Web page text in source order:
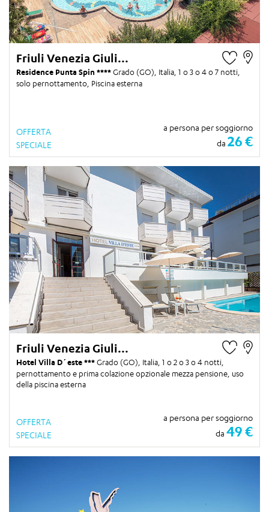
Friuli Venezia Giuli...
Residence Punta Spin Grado (GO), Italia, 1 o 3 o 4 o 7 notti
solo pernottamento, Piscina esterna
OFFERTA
SPECIALE
a persona per soggiorno
da 26 €
Friuli Venezia Giuli...
Hotel Villa D´este Grado (GO), Italia, 1 o 2 o 3 o 4 notti
pernottamento e prima colazione opzionale mezza pensione, uso
della piscina esterna
OFFERTA
SPECIALE
a persona per soggiorno
da 49 €